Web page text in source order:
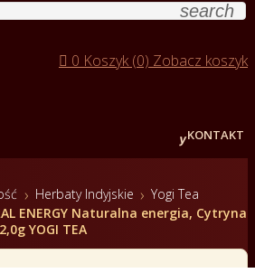
search
 0 Koszyk (0) Zobacz koszyk
KONTAKT
Herbaty Indyjskie
Yogi Tea
ENERGY Naturalna energia, Cytryna
YOGI TEA